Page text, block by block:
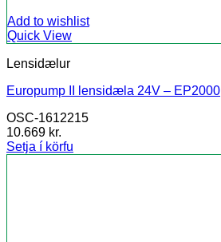
Add to wishlist
Quick View
Lensidælur
Europump II lensidæla 24V – EP2000
OSC-1612215
10.669 kr.
Setja í körfu